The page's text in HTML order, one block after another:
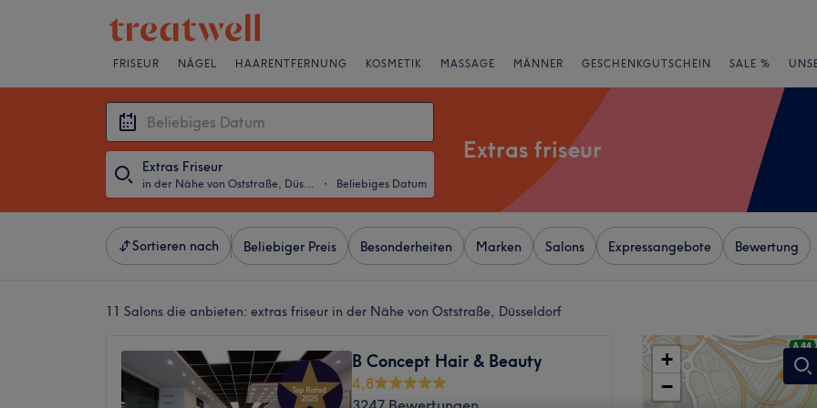
FRISEUR NÄGEL HAARENTFERNUNG KOSMETIK MASSAGE MÄNNER GESCHENKGUTSCHEIN SALE %
Extras Friseur
in der Nähe von Oststraße, Düsseldorf ・ Beliebiges Datum
Extras friseur
Sortieren nach Beliebiger Preis Besonderheiten Marken Salons Expressangebote Bewertung
11 Salons die anbieten: extras friseur in der Nähe von Oststraße, Düsseldorf
B Concept Hair & Beauty
4,8
+
−